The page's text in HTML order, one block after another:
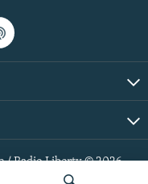
/ Radio Liberty © 2026